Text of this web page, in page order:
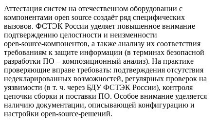
Аттестация систем на отечественном оборудовании с
компонентами open source создаёт ряд специфических
вызовов. ФСТЭК России уделяет повышенное внимание
подтверждению целостности и неизменности
open‑source‑компонентов, а также анализу их соответствия
требованиям к защите информации (в терминах безопасной
разработки ПО – композиционный анализ). На практике
проверяющие вправе требовать: подтверждения отсутствия
недекларированных возможностей, регулярных проверок на
уязвимости (в т. ч. через БДУ ФСТЭК России), контроля
цепочки сборки и поставки ПО. Особое внимание уделяется
наличию документации, описывающей конфигурацию и
настройки open‑source‑решений.